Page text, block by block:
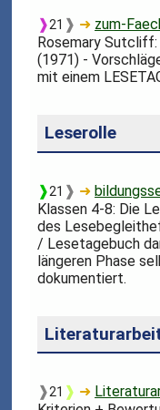
❱21 ❱ ➜ zum-
Rosemary
(1971) -
mit einem
Leserolle
❱21 ❱ ➜
Klassen 4-8: Die
des
/ Lesetagebuch
längeren Phase
dokumentiert.
❱21 ❱ ➜